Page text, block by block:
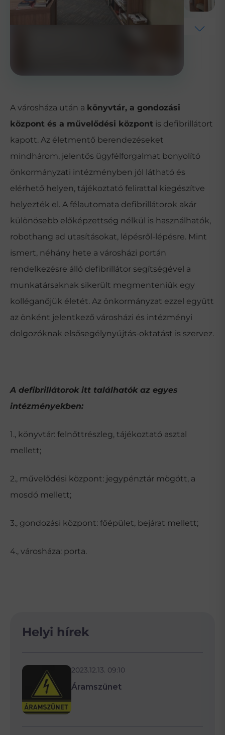
A városháza után a könyvtár, a gondozási
központ és a művelődési központ is defibrillátort
kapott. Az életmentő berendezéseket
mindhárom, jelentős ügyfélforgalmat bonyolító
önkormányzati intézményben jól látható és
elérhető helyen, tájékoztató felirattal kiegészítve
helyezték el. A félautomata defibrillátorok akár
különösebb előképzettség nélkül is használhatók,
robothang ad utasításokat, lépésről-lépésre. Mint
ismert, néhány hete a városházi portán
rendelkezésre álló defibrillátor segítségével a
munkatársaknak sikerült megmenteniük egy
kolléganőjük életét. Az önkormányzat ezzel együtt
az önként jelentkező városházi és intézményi
dolgozóknak elsősegélynyújtás-oktatást is szervez.
A defibrillátorok itt találhatók az egyes
intézményekben:
1., könyvtár: felnőttrészleg, tájékoztató asztal
mellett;
2., művelődési központ: jegypénztár mögött, a
mosdó mellett;
3., gondozási központ: főépület, bejárat mellett;
4., városháza: porta.
Helyi hírek
2023.12.13. 09:10
Áramszünet